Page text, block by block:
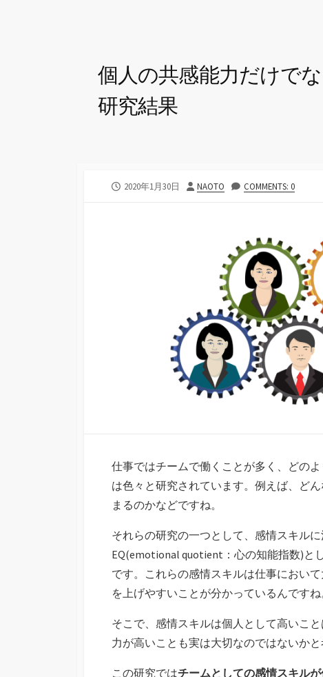
個人の共感能力だけで
研究結果
公
2020年1月30日
投
NAOTO COMMENTS: 0
仕事ではチームで働くことが多く、どの
は色々と研究されています。例えば、ど
まるのかなどですね。
それらの研究の一つとして、感情スキル
EQ(emotional quotient：心の知能指数)と
です。これらの感情スキルは仕事におい
を上げやすいことが分かっているんですね
そこで、感情スキルは個人として高いこ
力が高いことも実は大切なのではないか
この研究ではチームとしての感情スキル